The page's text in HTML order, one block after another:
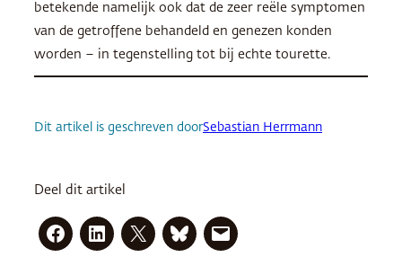
betekende namelijk ook dat de zeer reële symptomen
van de getroffene behandeld en genezen konden
worden – in tegenstelling tot bij echte tourette.
Dit artikel is geschreven doorSebastian Herrmann
Deel dit artikel